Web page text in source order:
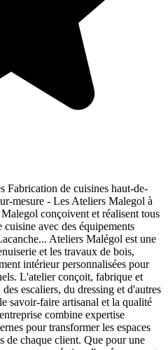
Fabrication de cuisines haut-de-
mesure - Les Ateliers Malegol à
conçoivent et réalisent tous
cuisine avec des équipements
Ateliers Malégol est une
et les travaux de bois,
intérieur personnalisées pour
L'atelier conçoit, fabrique et
escaliers, du dressing et d'autres
savoir-faire artisanal et la qualité
combine expertise
pour transformer les espaces
de chaque client. Que pour une